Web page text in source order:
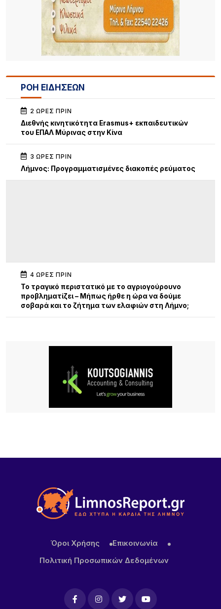
ΡΟΗ ΕΙΔΗΣΕΩΝ
2 ΏΡΕΣ ΠΡΙΝ
Διεθνής κινητικότητα Erasmus+ εκπαιδευτικών
του ΕΠΑΛ Μύρινας στην Κίνα
3 ΏΡΕΣ ΠΡΙΝ
Λήμνος: Προγραμματισμένες διακοπές ρεύματος
4 ΏΡΕΣ ΠΡΙΝ
Το τραγικό περιστατικό με το αγριογούρουνο
προβληματίζει – Μήπως ήρθε η ώρα να δούμε
σοβαρά και το ζήτημα των ελαφιών στη Λήμνο;
6 ΏΡΕΣ ΠΡΙΝ
Ο Ηρακλής Ατσικής προσκαλεί σε μια μεγάλη
καλοκαιρινή χοροεσπερίδα στην καρδιά του
Αγκαριώνες» ταξιδεύουν σε όλη την Ελλάδα
Λουκέτα της ΑΑΔΕ σε επιχειρήσεις της Λήμνου
μετά από αιφνιδιαστικούς ελέγχους
Όροι Χρήσης
Επικοινωνία
Πολιτική Προσωπικών Δεδομένων